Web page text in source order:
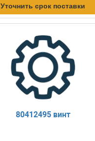
Уточнить срок поставки
80412495 винт